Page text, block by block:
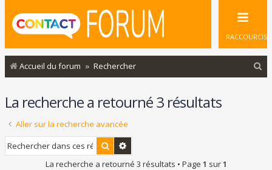
RACCOURCIS
Accueil du forum Rechercher
La recherche a retourné 3 résultats
Aller sur la recherche avancée
Rechercher
La recherche a retourné 3 résultats • Page 1 sur1